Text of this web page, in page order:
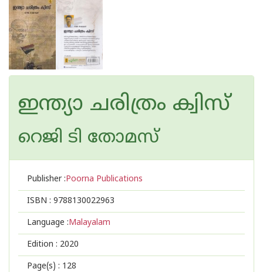
ഇന്ത്യാ ചരിത്രം ക്വിസ്
റെജി ടി തോമസ്
Publisher :Poorna Publications
ISBN : 9788130022963
Language :Malayalam
Edition : 2020
Page(s) : 128